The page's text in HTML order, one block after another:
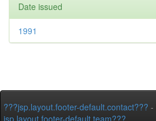
Date issued
1991
???jsp.layout.footer-default.contact??? -
jsp.layout.footer-default.team???